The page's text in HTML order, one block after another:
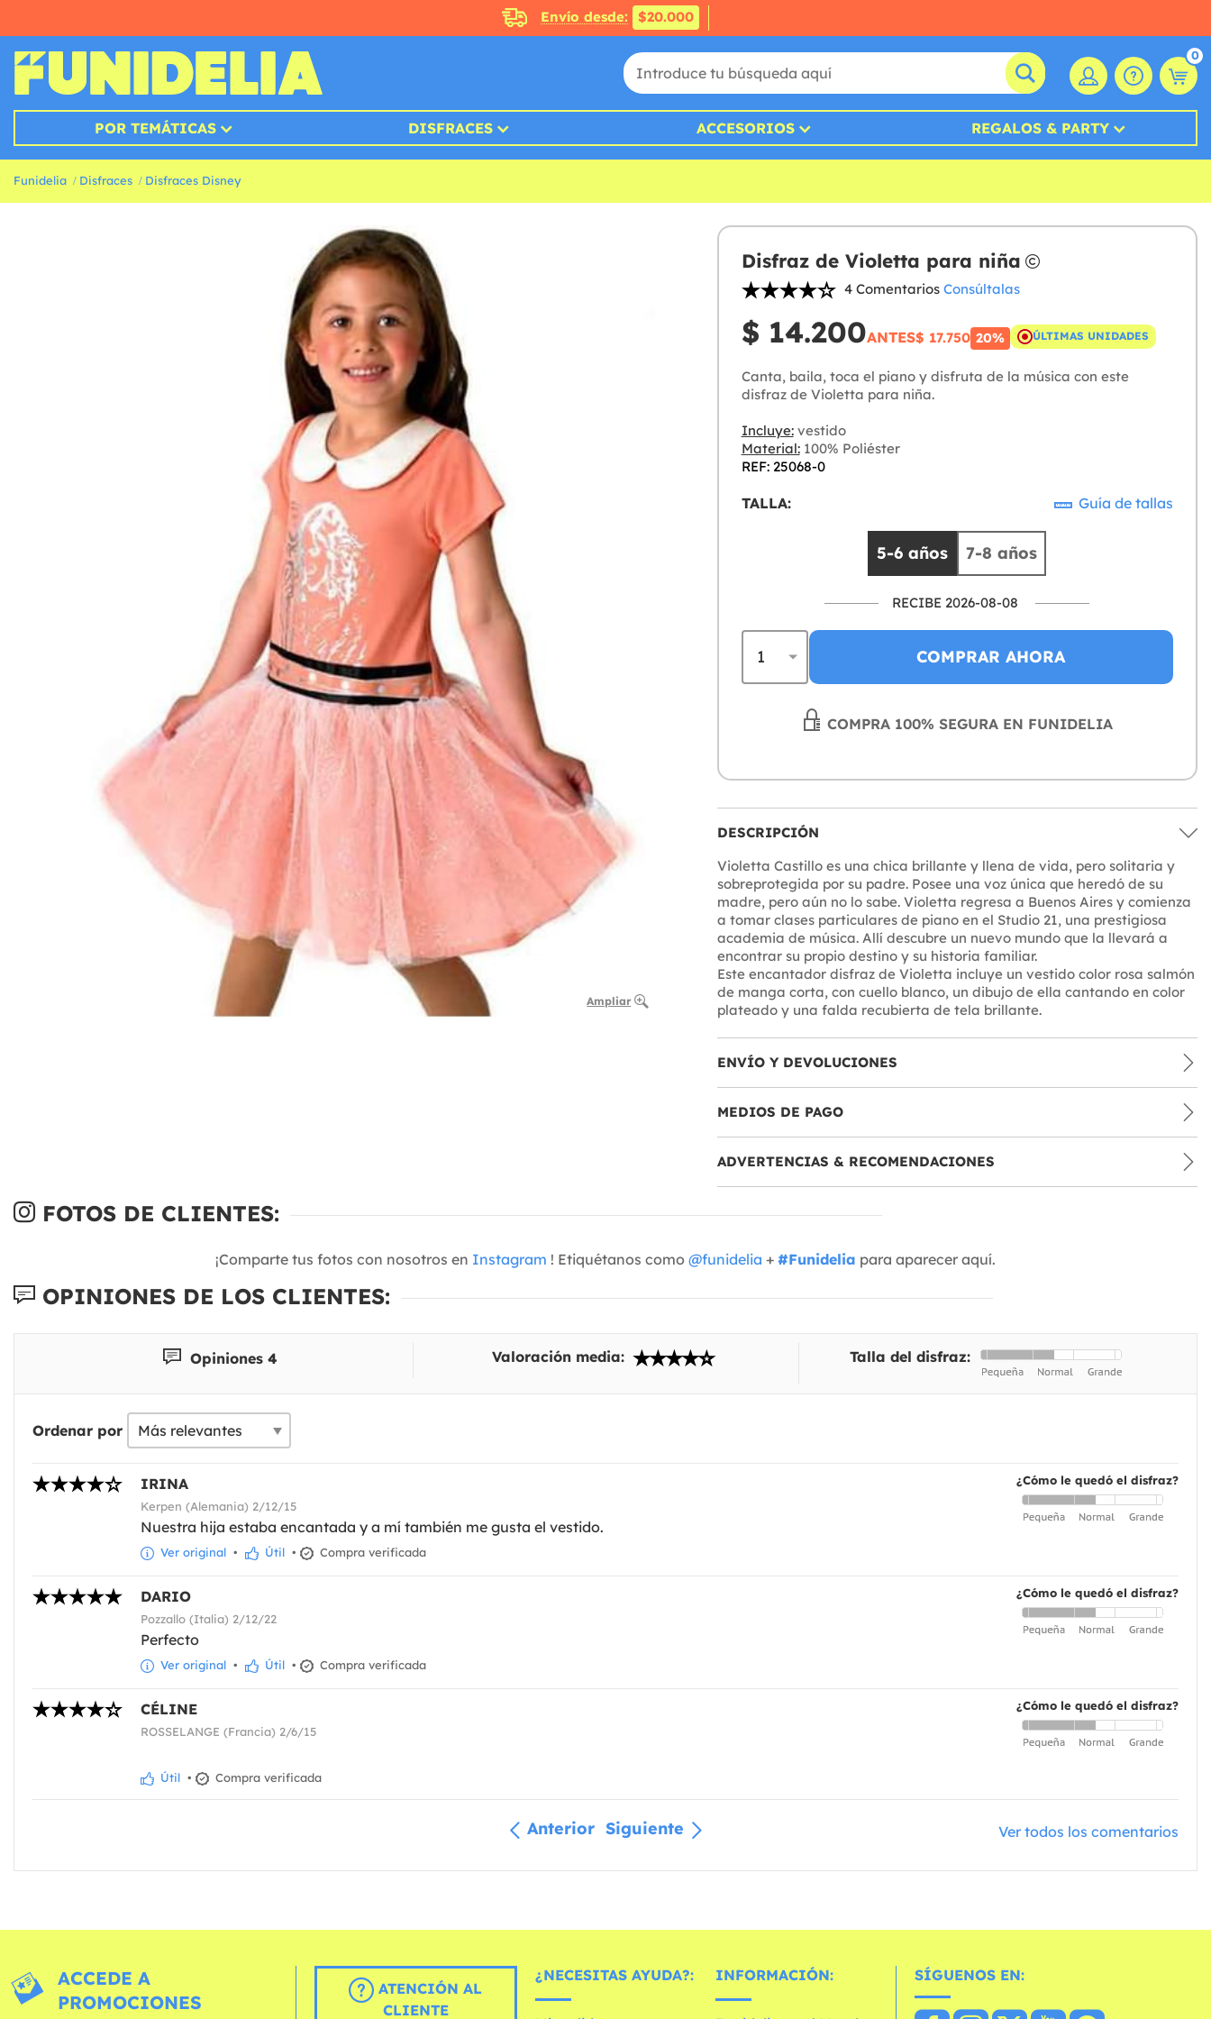
Envío desde: $20.000
0
POR TEMÁTICAS DISFRACES ACCESORIOS REGALOS & PARTY
Funidelia Disfraces Disfraces Disney
Ampliar
Disfraz de Violetta para niña
4 Comentarios Consúltalas
$ 14.200ANTES$ 17.750 20% ÚLTIMAS UNIDADES
Canta, baila, toca el piano y disfruta de la música con este
disfraz de Violetta para niña.
Incluye:vestido
Material:100% Poliéster
REF: 25068-0
TALLA: Guía de tallas
5-6 años 7-8 años
RECIBE 2026-08-08
COMPRAR AHORA
COMPRA 100% SEGURA EN FUNIDELIA
DESCRIPCIÓN
Violetta Castillo es una chica brillante y llena de vida, pero solitaria y
sobreprotegida por su padre. Posee una voz única que heredó de su
madre, pero aún no lo sabe. Violetta regresa a Buenos Aires y comienza
a tomar clases particulares de piano en el Studio 21, una prestigiosa
academia de música. Allí descubre un nuevo mundo que la llevará a
encontrar su propio destino y su historia familiar.
Este encantador disfraz de Violetta incluye un vestido color rosa salmón
de manga corta, con cuello blanco, un dibujo de ella cantando en color
plateado y una falda recubierta de tela brillante.
ENVÍO Y DEVOLUCIONES
MEDIOS DE PAGO
ADVERTENCIAS & RECOMENDACIONES
FOTOS DE CLIENTES:
¡Comparte tus fotos con nosotros en Instagram ! Etiquétanos como @funidelia + #Funidelia para aparecer aquí.
OPINIONES DE LOS CLIENTES:
Opiniones 4 Valoración media: Talla del disfraz:
Ordenar por
¿Cómo le quedó el disfraz?
IRINA
Kerpen (Alemania) 2/12/15
Nuestra hija estaba encantada y a mí también me gusta el vestido.
Ver original • Útil • Compra verificada
¿Cómo le quedó el disfraz?
DARIO
Pozzallo (Italia) 2/12/22
Perfecto
Ver original • Útil • Compra verificada
¿Cómo le quedó el disfraz?
CÉLINE
ROSSELANGE (Francia) 2/6/15
Útil • Compra verificada
Anterior Siguiente Ver todos los comentarios
ACCEDE A
PROMOCIONES
ATENCIÓN AL
CLIENTE
¿NECESITAS AYUDA?: INFORMACIÓN: SÍGUENOS EN: